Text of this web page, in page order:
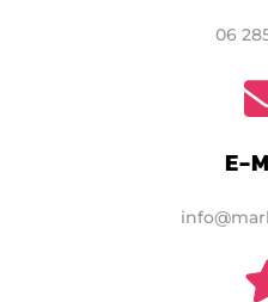
06
E-